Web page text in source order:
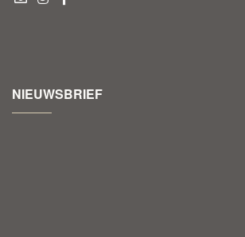
NIEUWSBRIEF